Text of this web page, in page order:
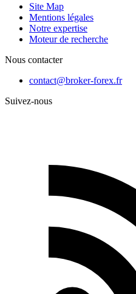
Site Map
Mentions légales
Notre expertise
Moteur de recherche
Nous contacter
contact@broker-forex.fr
Suivez-nous